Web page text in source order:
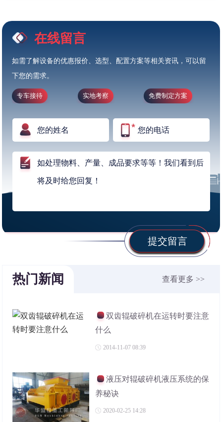
在线留言
如需了解设备的优惠报价、选型、配置方案等相关资讯，可以留
下您的需求。
专车接待 实地考察 免费制定方案
提交留言
热门新闻 查看更多 >>
双齿辊破碎机在运转时要注意
什么
2014-11-07 08:39
液压对辊破碎机液压系统的保
养秘诀
2020-02-25 14:28